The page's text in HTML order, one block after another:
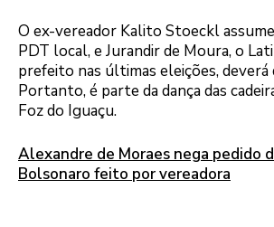
O ex-vereador Kalito Stoeckl
PDT local, e Jurandir de Moura, o
prefeito nas últimas eleições, deverá
Portanto, é parte da dança das
Foz do Iguaçu.
Alexandre de Moraes nega pedido
Bolsonaro feito por vereadora